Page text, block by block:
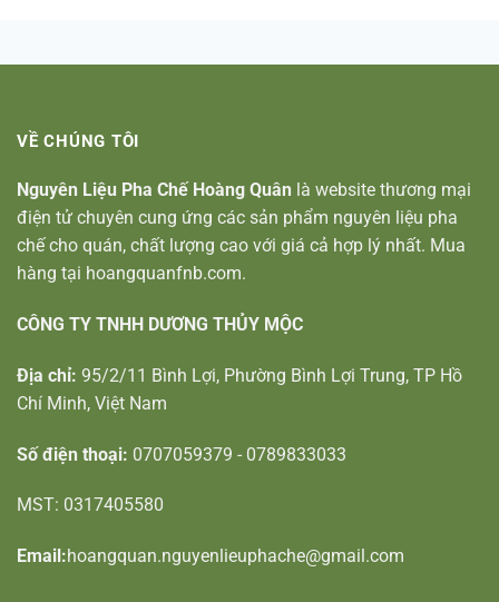
VỀ CHÚNG TÔI
Nguyên Liệu Pha Chế Hoàng Quân là website thương mại
điện tử chuyên cung ứng các sản phẩm nguyên liệu pha
chế cho quán, chất lượng cao với giá cả hợp lý nhất. Mua
hàng tại hoangquanfnb.com.
CÔNG TY TNHH DƯƠNG THỦY MỘC
Địa chỉ: 95/2/11 Bình Lợi, Phường Bình Lợi Trung, TP Hồ
Chí Minh, Việt Nam
Số điện thoại: 0707059379 - 0789833033
MST: 0317405580
Email:hoangquan.nguyenlieuphache@gmail.com